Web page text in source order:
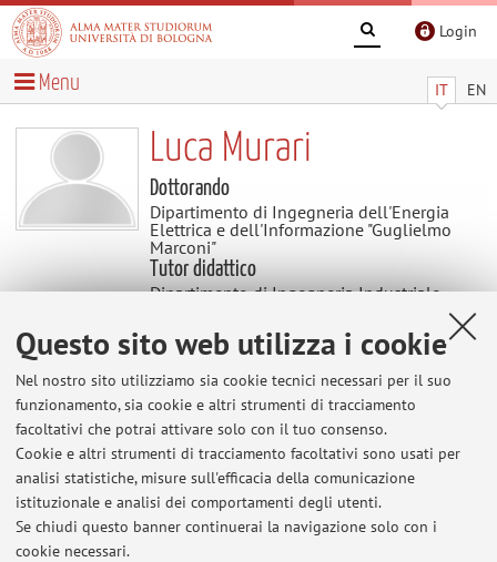
Questo sito web utilizza i cookie
Nel nostro sito utilizziamo sia cookie tecnici necessari per il suo
funzionamento, sia cookie e altri strumenti di tracciamento
facoltativi che potrai attivare solo con il tuo consenso.
Cookie e altri strumenti di tracciamento facoltativi sono usati per
analisi statistiche, misure sull'efficacia della comunicazione
istituzionale e analisi dei comportamenti degli utenti.
Se chiudi questo banner continuerai la navigazione solo con i
cookie necessari.
Login
IT EN
Menu
Luca Murari
Dottorando
Dipartimento di Ingegneria dell'Energia
Elettrica e dell'Informazione "Guglielmo
Marconi"
Tutor didattico
Dipartimento di Ingegneria Industriale
Dipartimento di Ingegneria dell'Energia
Elettrica e dell'Informazione "Guglielmo
Marconi"
ELETTROTECNICA
Contenuti utili
Al momento non sono presenti contenuti.